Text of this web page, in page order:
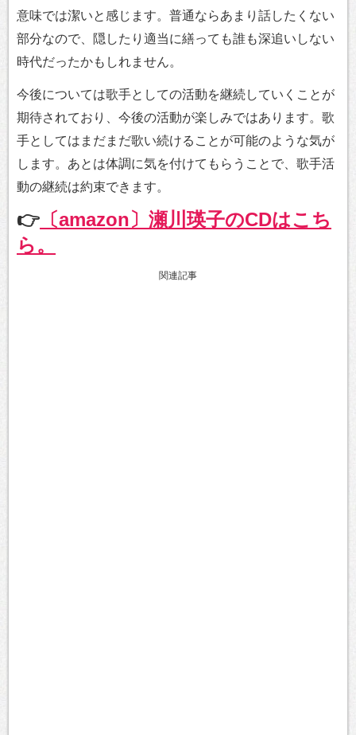
意味では潔いと感じます。普通ならあまり話したくない
部分なので、隠したり適当に繕っても誰も深追いしない
時代だったかもしれません。
今後については歌手としての活動を継続していくことが
期待されており、今後の活動が楽しみではあります。歌
手としてはまだまだ歌い続けることが可能のような気が
します。あとは体調に気を付けてもらうことで、歌手活
動の継続は約束できます。
👉 〔amazon〕瀬川瑛子のCDはこち
ら。
関連記事